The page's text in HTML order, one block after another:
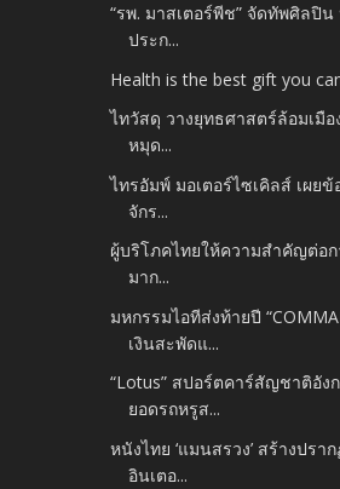
“รพ. มาสเตอร์พีช” จัดทัพศิลปิ
ประก...
Health is the best gift you
ไทวัสดุ วางยุทธศาสตร์ล้อมเมื
หมุด...
ไทรอัมพ์ มอเตอร์ไซเคิลส์ เผย
จักร...
ผู้บริโภคไทยให้ความสำคัญต่อก
มาก...
มหกรรมไอทีส่งท้ายปี
เงินสะพัดแ...
“Lotus” สปอร์ตคาร์สัญชาติอัง
ยอดรถหรูส...
หนังไทย ‘แมนสรวง’ สร้างปร
อินเตอ...